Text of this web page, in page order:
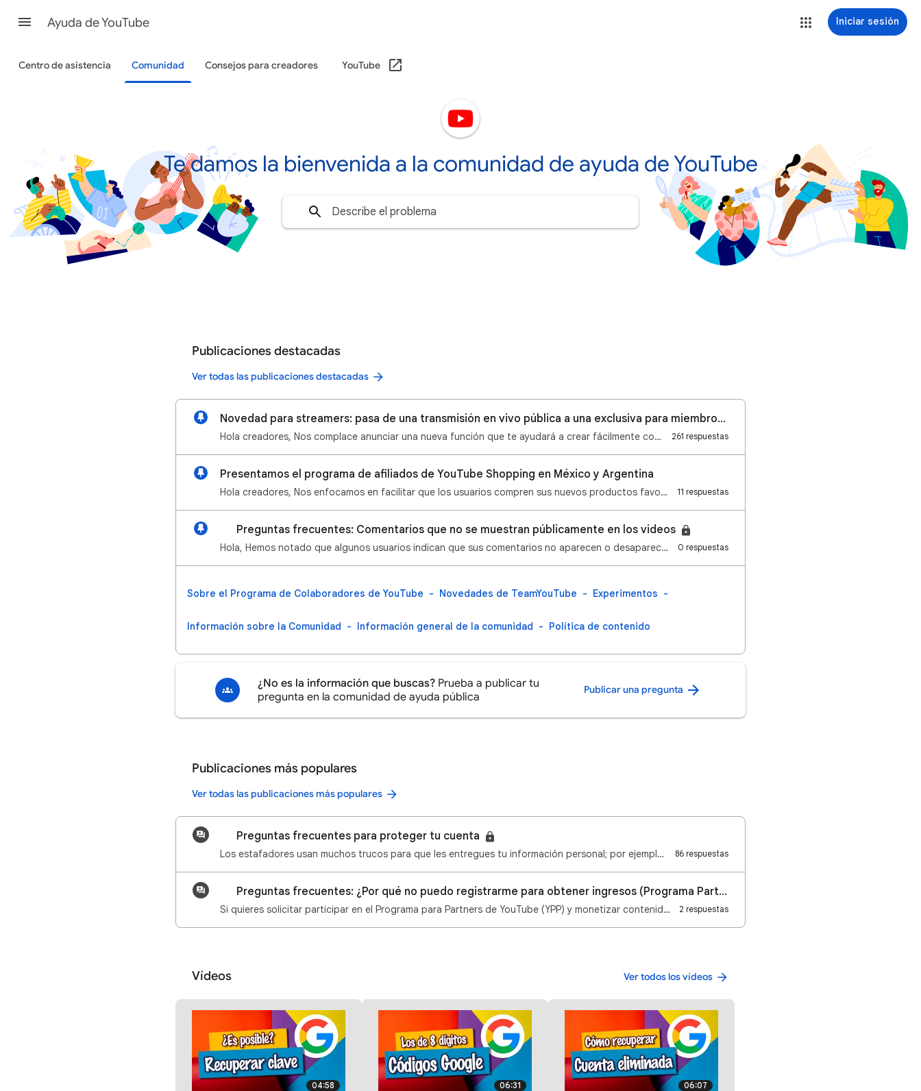
Ayuda de YouTube Iniciar sesión
Centro de asistencia Comunidad Consejos para creadores YouTube
Te damos la bienvenida a la comunidad de ayuda de YouTube
Publicaciones destacadas
Ver todas las publicaciones destacadas
Novedad para streamers: pasa de una transmisión en vivo pública a una exclusiva para miembros 🔴
Hola creadores, Nos complace anunciar una nueva función que te ayudará a crear fácilmente contenido … 261 respuestas
Presentamos el programa de afiliados de YouTube Shopping en México y Argentina
Hola creadores, Nos enfocamos en facilitar que los usuarios compren sus nuevos productos favoritos c… 11 respuestas
🔎 Preguntas frecuentes: Comentarios que no se muestran públicamente en los videos
Hola, Hemos notado que algunos usuarios indican que sus comentarios no aparecen o desaparecen despué… 0 respuestas
Sobre el Programa de Colaboradores de YouTube Novedades de TeamYouTube Experimentos
Información sobre la Comunidad Información general de la comunidad Política de contenido
¿No es la información que buscas? Prueba a publicar tu
pregunta en la comunidad de ayuda pública
Publicar una pregunta
Publicaciones más populares
Ver todas las publicaciones más populares
🔎 Preguntas frecuentes para proteger tu cuenta
Los estafadores usan muchos trucos para que les entregues tu información personal; por ejemplo, enví… 86 respuestas
🔎 Preguntas frecuentes: ¿Por qué no puedo registrarme para obtener ingresos (Programa Partners)?
Si quieres solicitar participar en el Programa para Partners de YouTube (YPP) y monetizar contenido … 2 respuestas
Vídeos Ver todos los vídeos
04:58 06:31 06:07